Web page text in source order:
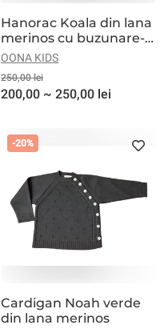
Hanorac Koala din lana
merinos cu buzunare-
manusi albe
OONA KIDS
250,00 lei
200,00 ~ 250,00 lei
-20%
Cardigan Noah verde
din lana merinos